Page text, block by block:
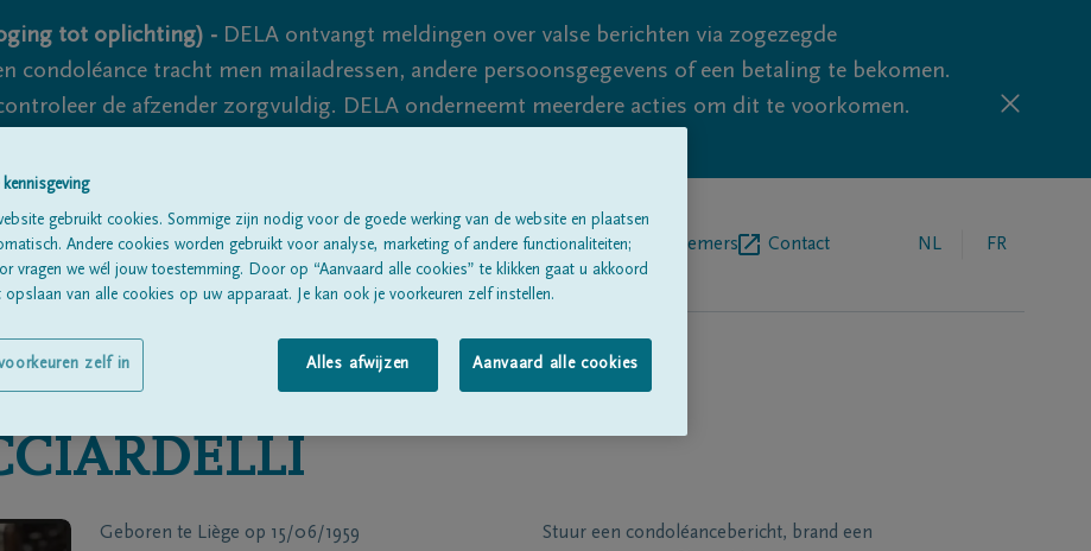
tot oplichting) - DELA ontvangt meldingen over valse berichten via zogezegde
condoléance tracht men mailadressen, andere persoonsgegevens of een betaling te bekomen.
de afzender zorgvuldig. DELA onderneemt meerdere acties om dit te voorkomen.
nooit volledig uit te sluiten, dus blijf waakzaam.
Alle rouwberichten Over onsBegrafenisondernemers Contact NL FR
Geboren te Liège op 15/06/1959
Stuur een condoléancebericht, brand een
gebruikt cookies. Sommige zijn nodig voor de goede werking van de website en plaatsen
Andere cookies worden gebruikt voor analyse, marketing of andere functionaliteiten;
vragen we wél jouw toestemming. Door op “Aanvaard alle cookies” te klikken gaat u akkoord
opslaan van alle cookies op uw apparaat. Je kan ook je voorkeuren zelf instellen.
Alles afwijzen Aanvaard alle cookies
zelf in